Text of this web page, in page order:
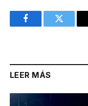
FacebookTwitter
LEER MÁS